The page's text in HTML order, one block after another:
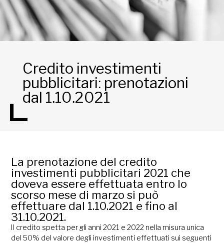
Credito investimenti
pubblicitari: prenotazioni
dal 1.10.2021
La prenotazione del credito
investimenti pubblicitari 2021 che
doveva essere effettuata entro lo
scorso mese di marzo si può
effettuare dal 1.10.2021 e fino al
31.10.2021.
Il credito spetta per gli anni 2021 e 2022 nella misura unica
del 50% del valore degli investimenti effettuati sui seguenti